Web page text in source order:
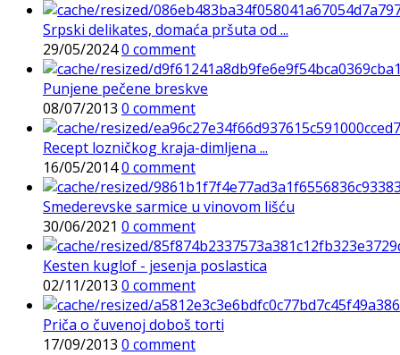
Srpski delikates, domaća pršuta od ...
29/05/20240 comment
Punjene pečene breskve
08/07/2013 0 comment
Recept lozničkog kraja-dimljena ...
16/05/20140 comment
Smederevske sarmice u vinovom lišću
30/06/2021 0 comment
Kesten kuglof - jesenja poslastica
02/11/2013 0 comment
Priča o čuvenoj doboš torti
17/09/2013 0 comment